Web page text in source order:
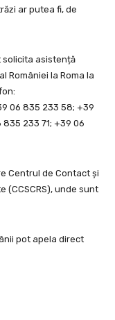
ar putea fi, de
solicita asistență
României la Roma la
06 835 233 58; +39
233 71; +39 06
Centrul de Contact și
(CCSCRS), unde sunt
pot apela direct